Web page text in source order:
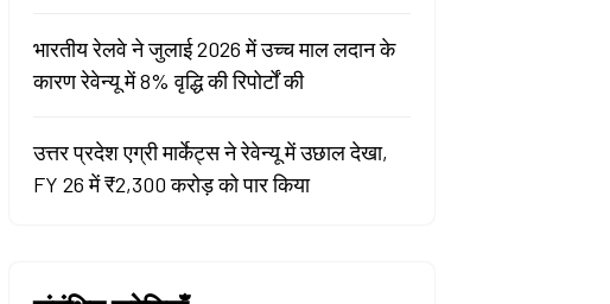
भारतीय रेलवे ने जुलाई 2026 में उच्च माल लदान के
कारण रेवेन्यू में 8% वृद्धि की रिपोर्टों की
उत्तर प्रदेश एग्री मार्केट्स ने रेवेन्यू में उछाल देखा,
FY 26 में ₹2,300 करोड़ को पार किया